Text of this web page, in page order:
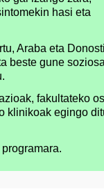
hasi eta
Araba eta
beste gune
fakultateko
klinikoak egingo